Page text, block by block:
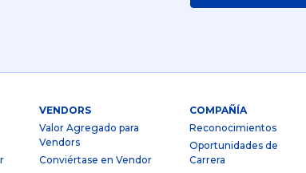
VENDORS
Valor Agregado para
Vendors
Conviértase en Vendor
COMPAÑÍA
Reconocimientos
Oportunidades de
Carrera